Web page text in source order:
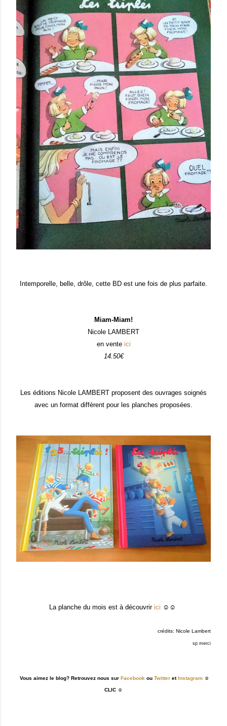
Intemporelle, belle, drôle, cette BD est une fois de plus parfaite.
Miam-Miam!
Nicole LAMBERT
en vente ici
14.50€
Les éditions Nicole LAMBERT proposent des ouvrages soignés
avec un format différent pour les planches proposées.
La planche du mois est à découvrir ici ☺☺
crédits: Nicole Lambert
sp merci
Vous aimez le blog? Retrouvez nous sur Facebook ou TwitteretInstagram☺
CLIC ☺